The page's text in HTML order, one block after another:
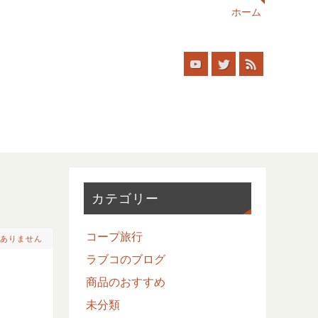
ホーム
りません
カテゴリー
コープ旅行
ラブコのブログ
商品のおすすめ
未分類